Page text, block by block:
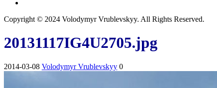
Copyright © 2024 Volodymyr Vrublevskyy. All Rights Reserved.
20131117IG4U2705.jpg
2014-03-08 Volodymyr Vrublevskyy 0